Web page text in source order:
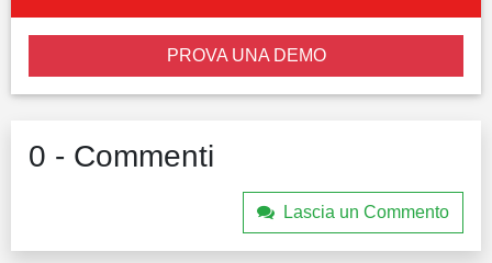
PROVA UNA DEMO
0 - Commenti
Lascia un Commento